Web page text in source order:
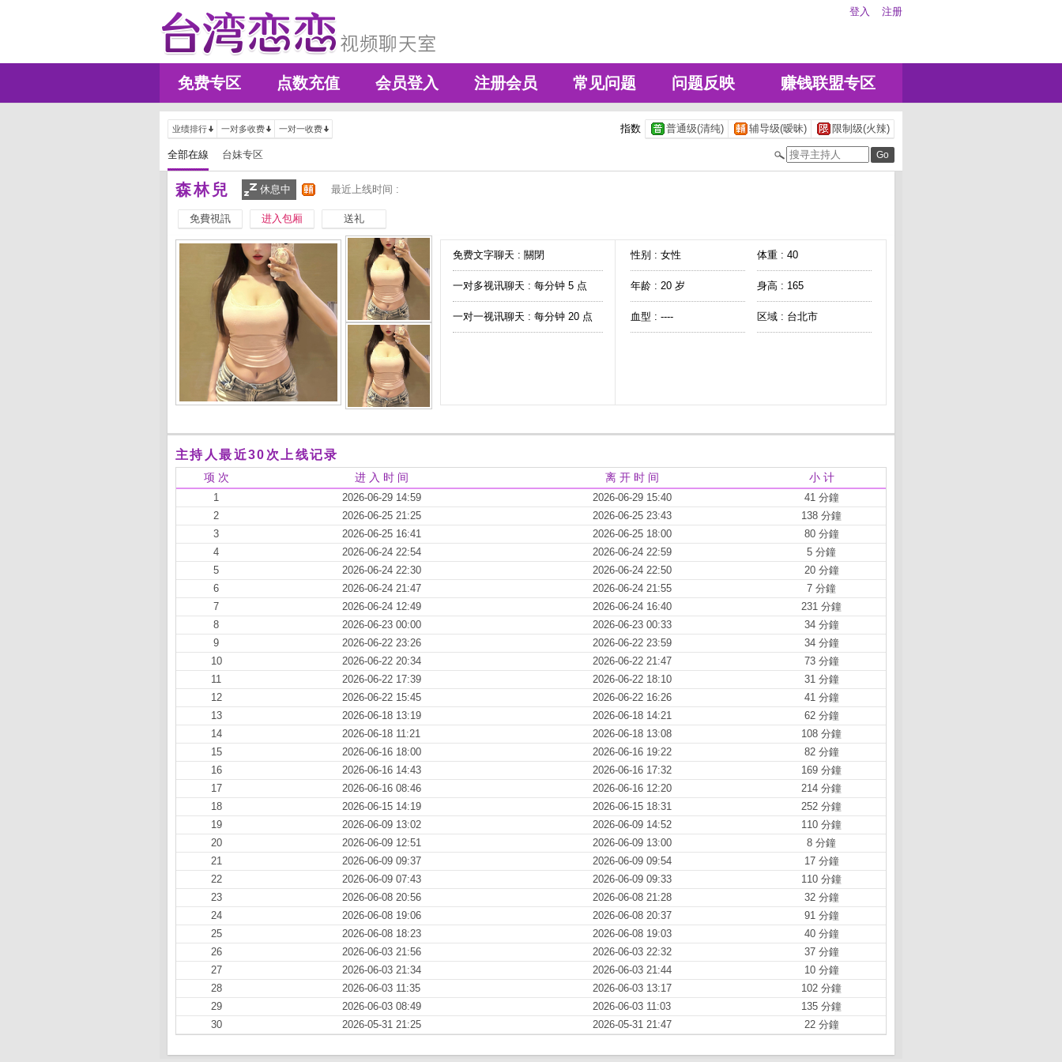
登入 注册
免费专区 点数充值 会员登入 注册会员 常见问题 问题反映 赚钱联盟专区
业绩排行 一对多收费 一对一收费 指数 普通级(清纯) 辅导级(暧昧) 限制级(火辣)
全部在線 台妹专区
森林兒 休息中 最近上线时间 :
免費視訊 进入包厢 送礼
免费文字聊天 : 關閉
一对多视讯聊天 : 每分钟 5 点
一对一视讯聊天 : 每分钟 20 点
性别 : 女性 体重 : 40
年龄 : 20 岁 身高 : 165
血型 : ---- 区域 : 台北市
主持人最近30次上线记录
项 次 进 入 时 间 离 开 时 间 小 计
1 2026-06-29 14:59 2026-06-29 15:40
41 分鐘
2
2026-06-25 21:25 2026-06-25 23:43
138 分鐘
3
2026-06-25 16:41 2026-06-25 18:00
80 分鐘
4
2026-06-24 22:54 2026-06-24 22:59
5 分鐘
5
2026-06-24 22:30 2026-06-24 22:50
20 分鐘
6
2026-06-24 21:47 2026-06-24 21:55
7 分鐘
7
2026-06-24 12:49 2026-06-24 16:40
231 分鐘
8
2026-06-23 00:00 2026-06-23 00:33
34 分鐘
9
2026-06-22 23:26 2026-06-22 23:59
34 分鐘
10
2026-06-22 20:34 2026-06-22 21:47
73 分鐘
11
2026-06-22 17:39 2026-06-22 18:10
31 分鐘
12
2026-06-22 15:45 2026-06-22 16:26
41 分鐘
13
2026-06-18 13:19 2026-06-18 14:21
62 分鐘
14
2026-06-18 11:21 2026-06-18 13:08
108 分鐘
15
2026-06-16 18:00 2026-06-16 19:22
82 分鐘
16
2026-06-16 14:43 2026-06-16 17:32
169 分鐘
17
2026-06-16 08:46 2026-06-16 12:20
214 分鐘
18
2026-06-15 14:19 2026-06-15 18:31
252 分鐘
19
2026-06-09 13:02 2026-06-09 14:52
110 分鐘
20
2026-06-09 12:51 2026-06-09 13:00
8 分鐘
21
2026-06-09 09:37 2026-06-09 09:54
17 分鐘
22
2026-06-09 07:43 2026-06-09 09:33
110 分鐘
23
2026-06-08 20:56 2026-06-08 21:28
32 分鐘
24
2026-06-08 19:06 2026-06-08 20:37
91 分鐘
25
2026-06-08 18:23 2026-06-08 19:03
40 分鐘
26
2026-06-03 21:56 2026-06-03 22:32
37 分鐘
27
2026-06-03 21:34 2026-06-03 21:44
10 分鐘
28
2026-06-03 11:35 2026-06-03 13:17
102 分鐘
29
2026-06-03 08:49 2026-06-03 11:03
135 分鐘
30
2026-05-31 21:25 2026-05-31 21:47 22 分鐘